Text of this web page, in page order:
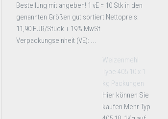
Bestellung mit angeben! 1 vE = 10 Stk in den
genannten Größen gut sortiert Nettopreis:
11,90 EUR/Stück + 19% MwSt.
Verpackungseinheit (VE): ...
Weizenmehl
Type 405 10 x 1
kg Packungen
Hier können Sie
kaufen Mehr Typ